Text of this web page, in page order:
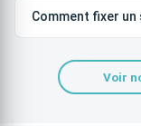
Comment fixer un
Voir